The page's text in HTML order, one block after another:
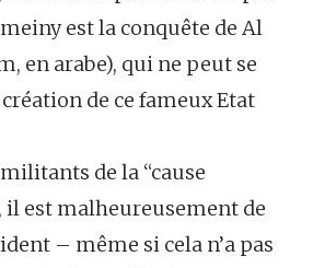
est la conquête de Al
en arabe), qui ne peut se
création de ce fameux Etat
de la “cause
il est malheureusement de
– même si cela n’a pas